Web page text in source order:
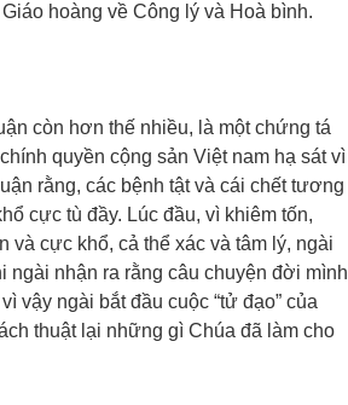
hoàng về Công lý và Hoà bình.
còn hơn thế nhiều, là một chứng tá
quyền cộng sản Việt nam hạ sát vì
rằng, các bệnh tật và cái chết tương
cực tù đầy. Lúc đầu, vì khiêm tốn,
cực khổ, cả thể xác và tâm lý, ngài
ngài nhận ra rằng câu chuyện đời mình
vậy ngài bắt đầu cuộc “tử đạo” của
thuật lại những gì Chúa đã làm cho